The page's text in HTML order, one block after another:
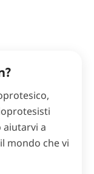
aiutarvi a
mondo che vi